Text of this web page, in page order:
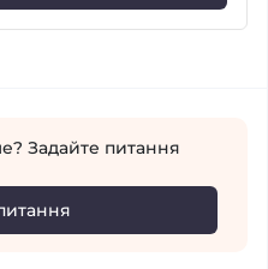
Задайте питання